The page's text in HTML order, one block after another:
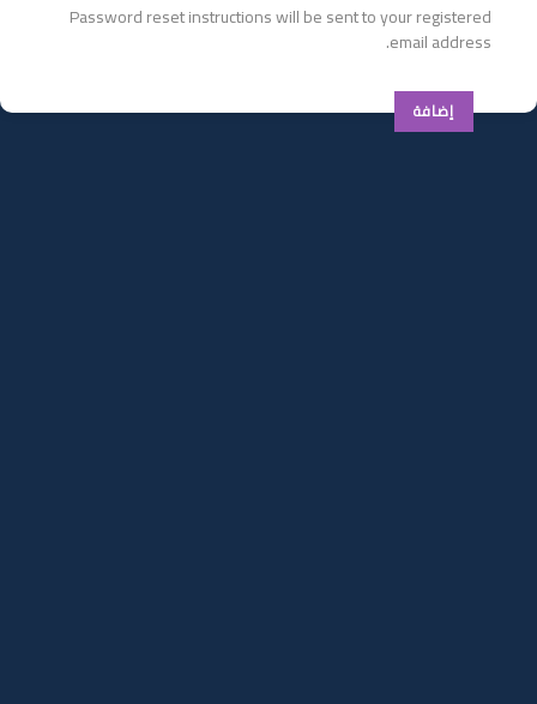
Password reset instructions will be sent to your registered
email address.